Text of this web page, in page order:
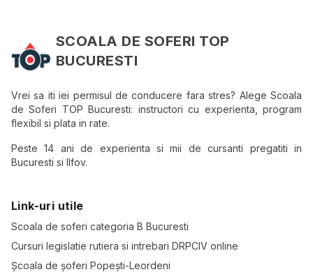
SCOALA DE SOFERI TOP
BUCURESTI
Vrei sa iti iei permisul de conducere fara stres? Alege Scoala
de Soferi TOP Bucuresti: instructori cu experienta, program
flexibil si plata in rate.
Peste 14 ani de experienta si mii de cursanti pregatiti in
Bucuresti si Ilfov.
Link-uri utile
Scoala de soferi categoria B Bucuresti
Cursuri legislatie rutiera si intrebari DRPCIV online
Școala de șoferi Popești-Leordeni